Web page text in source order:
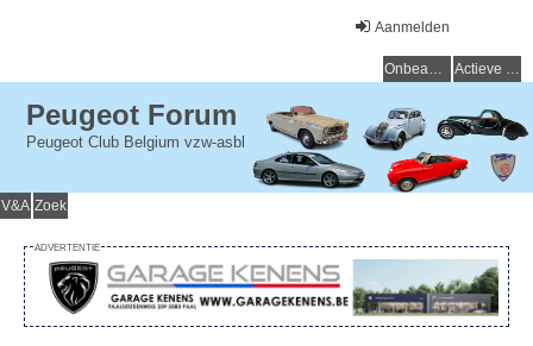
Aanmelden
Onbeantwoorde onderwerpen Actieve onderwerpen
Peugeot Forum
Peugeot Club Belgium vzw-asbl
V&A Zoek
ADVERTENTIE